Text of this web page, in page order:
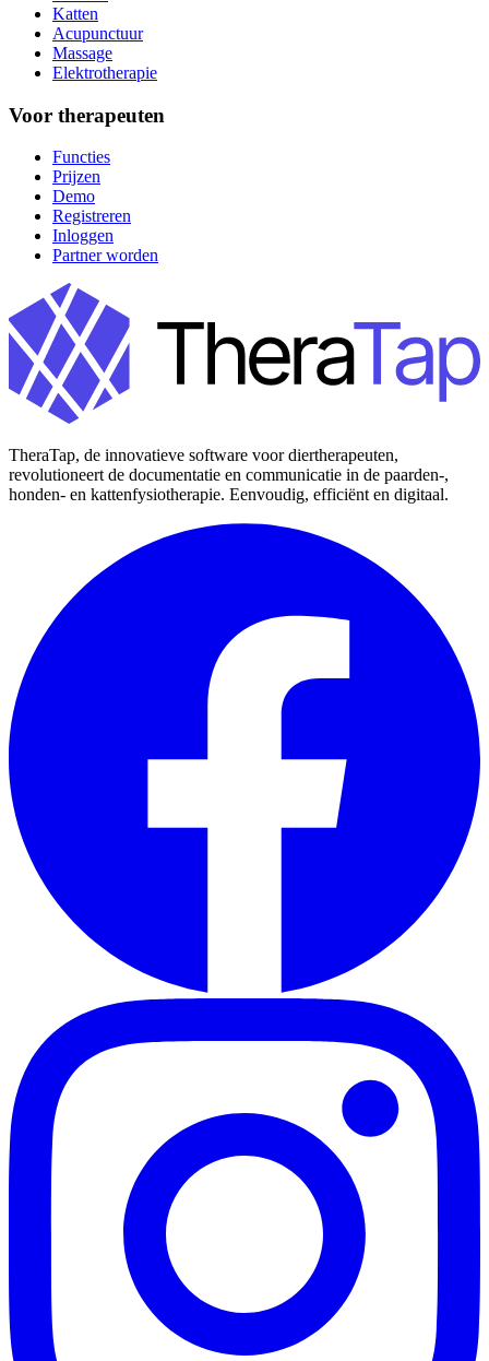
Katten
Acupunctuur
Massage
Elektrotherapie
Voor therapeuten
Functies
Prijzen
Demo
Registreren
Inloggen
Partner worden
TheraTap, de innovatieve software voor diertherapeuten,
revolutioneert de documentatie en communicatie in de paarden-,
honden- en kattenfysiotherapie. Eenvoudig, efficiënt en digitaal.